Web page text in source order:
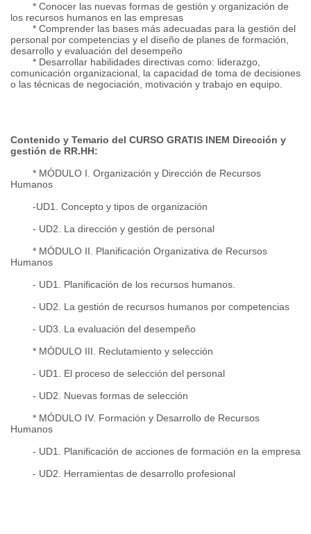
* Conocer las nuevas formas de gestión y organización de
los recursos humanos en las empresas
* Comprender las bases más adecuadas para la gestión del
personal por competencias y el diseño de planes de formación,
desarrollo y evaluación del desempeño
* Desarrollar habilidades directivas como: liderazgo,
comunicación organizacional, la capacidad de toma de decisiones
o las técnicas de negociación, motivación y trabajo en equipo.
Contenido y Temario del CURSO GRATIS INEM Dirección y
gestión de RR.HH:
* MÓDULO I. Organización y Dirección de Recursos
Humanos
-UD1. Concepto y tipos de organización
- UD2. La dirección y gestión de personal
* MÓDULO II. Planificación Organizativa de Recursos
Humanos
- UD1. Planificación de los recursos humanos.
- UD2. La gestión de recursos humanos por competencias
- UD3. La evaluación del desempeño
* MÓDULO III. Reclutamiento y selección
- UD1. El proceso de selección del personal
- UD2. Nuevas formas de selección
* MÓDULO IV. Formación y Desarrollo de Recursos
Humanos
- UD1. Planificación de acciones de formación en la empresa
- UD2. Herramientas de desarrollo profesional